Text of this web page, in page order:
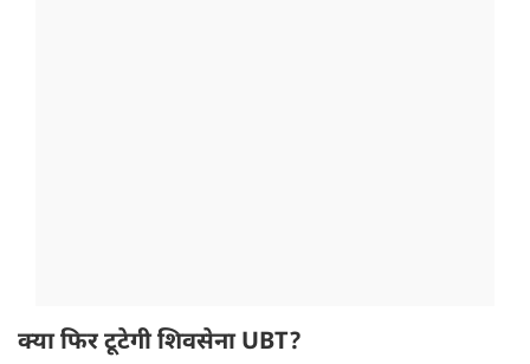
क्या फिर टूटेगी शिवसेना UBT?